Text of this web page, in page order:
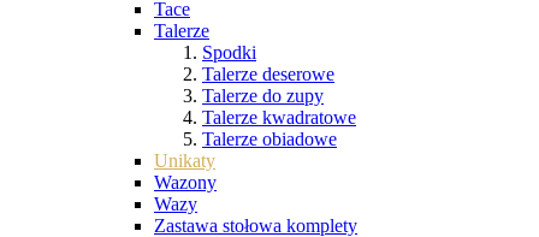
Tace
Talerze
Spodki
Talerze deserowe
Talerze do zupy
Talerze kwadratowe
Talerze obiadowe
Unikaty
Wazony
Wazy
Zastawa stołowa komplety